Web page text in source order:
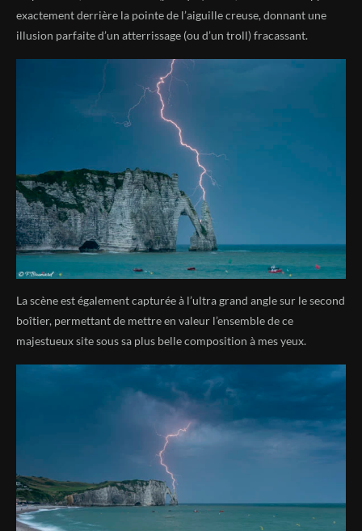
exactement derrière la pointe de l’aiguille creuse, donnant une
illusion parfaite d’un atterrissage (ou d’un troll) fracassant.
La scène est également capturée à l’ultra grand angle sur le second
boîtier, permettant de mettre en valeur l’ensemble de ce
majestueux site sous sa plus belle composition à mes yeux.